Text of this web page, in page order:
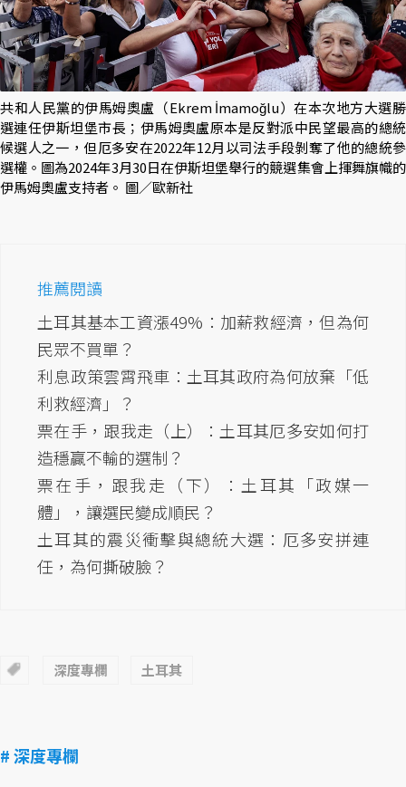
共和人民黨的伊馬姆奧盧（Ekrem İmamoğlu）在本次地方大選勝
選連任伊斯坦堡市長；伊馬姆奧盧原本是反對派中民望最高的總統
候選人之一，但厄多安在2022年12月以司法手段剝奪了他的總統參
選權。圖為2024年3月30日在伊斯坦堡舉行的競選集會上揮舞旗幟的
伊馬姆奧盧支持者。 圖／歐新社
推薦閱讀
土耳其基本工資漲49%：加薪救經濟，但為何
民眾不買單？
利息政策雲霄飛車：土耳其政府為何放棄「低
利救經濟」？
票在手，跟我走（上）：土耳其厄多安如何打
造穩贏不輸的選制？
票在手，跟我走（下）：土耳其「政媒一
體」，讓選民變成順民？
土耳其的震災衝擊與總統大選：厄多安拼連
任，為何撕破臉？
深度專欄 土耳其
# 深度專欄